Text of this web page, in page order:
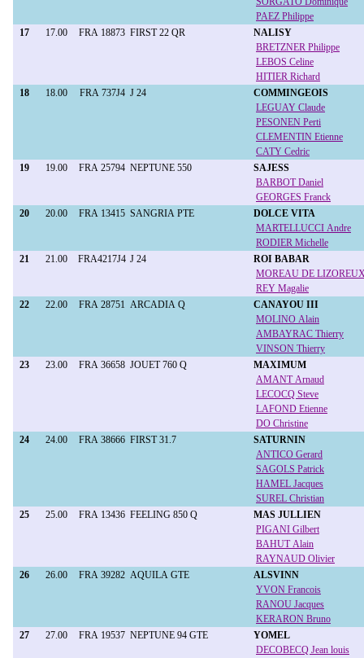
PAEZ Philippe
17
17.00 FRA 18873 FIRST 22 QR
NALISY
BRETZNER Philippe
LEBOS Celine
HITIER Richard
18
18.00 FRA 737J4 J 24
COMMINGEOIS
LEGUAY Claude
PESONEN Perti
CLEMENTIN Etienne
CATY Cedric
19
19.00 FRA 25794 NEPTUNE 550
SAJESS
BARBOT Daniel
GEORGES Franck
20
20.00 FRA 13415 SANGRIA PTE
DOLCE VITA
MARTELLUCCI Andre
RODIER Michelle
21
21.00 FRA4217J4 J 24
ROI BABAR
MOREAU DE
REY Magalie
22
22.00 FRA 28751 ARCADIA Q
CANAYOU III
MOLINO Alain
AMBAYRAC Thierry
VINSON Thierry
23
23.00 FRA 36658 JOUET 760 Q
MAXIMUM
AMANT Arnaud
LECOCQ Steve
LAFOND Etienne
DO Christine
24
24.00 FRA 38666 FIRST 31.7
SATURNIN
ANTICO Gerard
SAGOLS Patrick
HAMEL Jacques
SUREL Christian
25
25.00 FRA 13436 FEELING 850 Q
MAS JULLIEN
PIGANI Gilbert
BAHUT Alain
RAYNAUD Olivier
26
26.00 FRA 39282 AQUILA GTE
ALSVINN
YVON Francois
RANOU Jacques
KERARON Bruno
27
27.00 FRA 19537 NEPTUNE 94 GTE
YOMEL
DECOBECQ Jean louis